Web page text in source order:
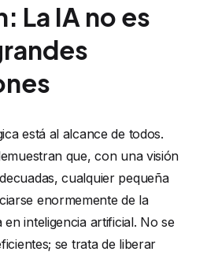
La IA no es
está al alcance de todos.
que, con una visión
cualquier pequeña
enormemente de la
inteligencia artificial. No se
se trata de liberar